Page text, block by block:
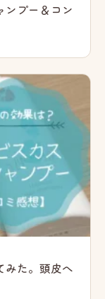
プー＆コン
みた。頭皮へ